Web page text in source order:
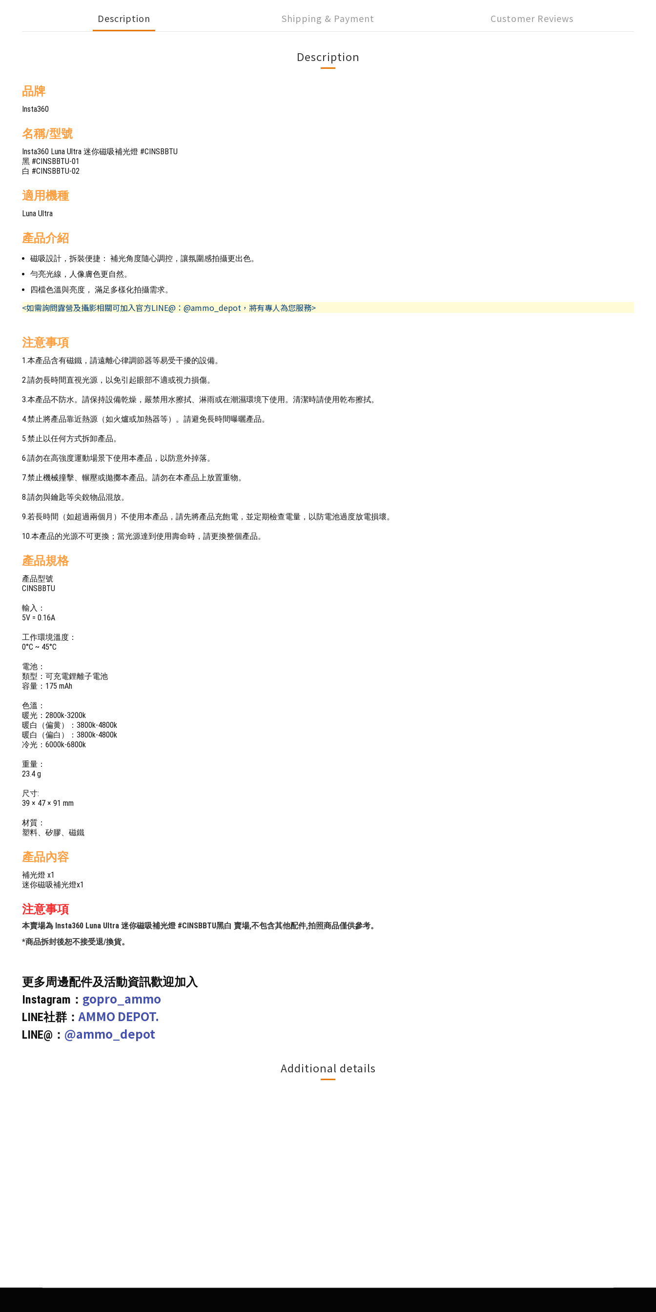
Description Shipping & Payment Customer Reviews
Description
品牌
Insta360
名稱/型號
Insta360 Luna Ultra 迷你磁吸補光燈 #CINSBBTU
黑 #CINSBBTU-01
白 #CINSBBTU-02
適用機種
Luna Ultra
產品介紹
磁吸設計，拆裝便捷： 補光角度隨心調控，讓氛圍感拍攝更出色。
勻亮光線，人像膚色更自然。
四檔色溫與亮度， 滿足多樣化拍攝需求。
<如需詢問露營及攝影相關可加入官方LINE@：@ammo_depot，將有專人為您服務>
注意事項
1.本產品含有磁鐵，請遠離心律調節器等易受干擾的設備。
2.請勿長時間直視光源，以免引起眼部不適或視力損傷。
3.本產品不防水。請保持設備乾燥，嚴禁用水擦拭、淋雨或在潮濕環境下使用。清潔時請使用乾布擦拭。
4.禁止將產品靠近熱源（如火爐或加熱器等）。請避免長時間曝曬產品。
5.禁止以任何方式拆卸產品。
6.請勿在高強度運動場景下使用本產品，以防意外掉落。
7.禁止機械撞擊、輾壓或拋擲本產品。請勿在本產品上放置重物。
8.請勿與鑰匙等尖銳物品混放。
9.若長時間（如超過兩個月）不使用本產品，請先將產品充飽電，並定期檢查電量，以防電池過度放電損壞。
10.本產品的光源不可更換；當光源達到使用壽命時，請更換整個產品。
產品規格
產品型號
CINSBBTU
輸入：
5V = 0.16A
工作環境溫度：
0°C ~ 45°C
電池：
類型：可充電鋰離子電池
容量：175 mAh
色溫：
暖光：2800k-3200k
暖白（偏黄）：3800k-4800k
暖白（偏白）：3800k-4800k
冷光：6000k-6800k
重量：
23.4 g
尺寸:
39 × 47 × 91 mm
材質：
塑料、矽膠、磁鐵
產品內容
補光燈 x1
迷你磁吸補光燈x1
注意事項
本賣場為 Insta360 Luna Ultra 迷你磁吸補光燈 #CINSBBTU黑白 賣場,不包含其他配件,拍照商品僅供參考。
*商品拆封後恕不接受退/換貨。
更多周邊配件及活動資訊歡迎加入
Instagram： gopro_ammo
LINE社群：AMMO DEPOT.
LINE@： @ammo_depot
Additional details